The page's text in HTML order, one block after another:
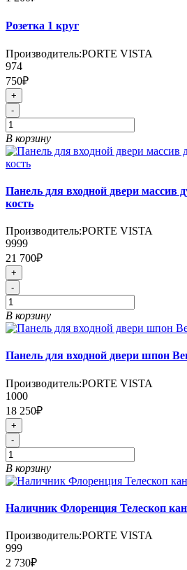
Розетка 1 круг
Производитель:PORTE VISTA
974
750₽
+
-
В корзину
Панель для входной двери массив
кость
Производитель:PORTE VISTA
9999
21 700₽
+
-
В корзину
Панель для входной двери шпон
Производитель:PORTE VISTA
1000
18 250₽
+
-
В корзину
Наличник Флоренция Телескоп
Производитель:PORTE VISTA
999
2 730₽